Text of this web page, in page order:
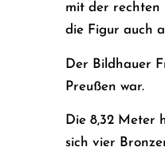
mit der rechten
die Figur auch
Der Bildhauer
Preußen war.
Die 8,32 Meter
sich vier